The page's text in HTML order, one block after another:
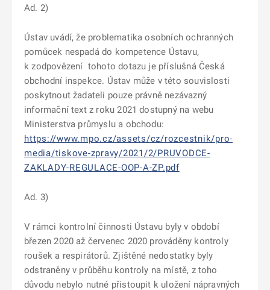
Ad. 2)
Ústav uvádí, že problematika osobních ochranných
pomůcek nespadá do kompetence Ústavu,
k zodpovězení tohoto dotazu je příslušná Česká
obchodní inspekce. Ústav může v této souvislosti
poskytnout žadateli pouze právně nezávazný
informační text z roku 2021 dostupný na webu
Ministerstva průmyslu a obchodu:
https://www.mpo.cz/assets/cz/rozcestnik/pro-
media/tiskove-zpravy/2021/2/PRUVODCE-
ZAKLADY-REGULACE-OOP-A-ZP.pdf
Ad. 3)
V rámci kontrolní činnosti Ústavu byly v období
březen 2020 až červenec 2020 prováděny kontroly
roušek a respirátorů. Zjištěné nedostatky byly
odstraněny v průběhu kontroly na místě, z toho
důvodu nebylo nutné přistoupit k uložení nápravných